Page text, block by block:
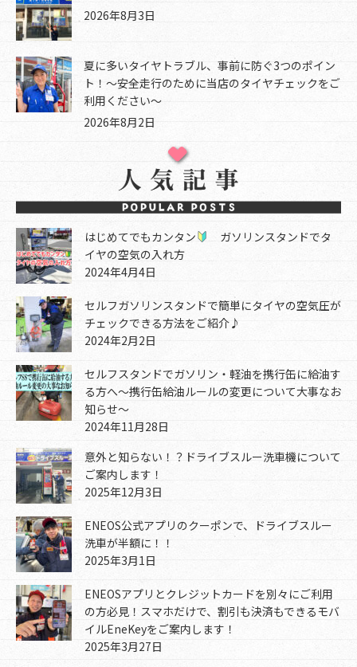
2026年8月3日
夏に多いタイヤトラブル、事前に防ぐ3つのポイン
ト！～安全走行のために当店のタイヤチェックをご
利用ください～
2026年8月2日
はじめてでもカンタン
ガソリンスタンドでタ
イヤの空気の入れ方
2024年4月4日
セルフガソリンスタンドで簡単にタイヤの空気圧が
チェックできる方法をご紹介♪
2024年2月2日
セルフスタンドでガソリン・軽油を携行缶に給油す
る方へ～携行缶給油ルールの変更について大事なお
知らせ～
2024年11月28日
意外と知らない！？ドライブスルー洗車機について
ご案内します！
2025年12月3日
ENEOS公式アプリのクーポンで、ドライブスルー
洗車が半額に！！
2025年3月1日
ENEOSアプリとクレジットカードを別々にご利用
の方必見！スマホだけで、割引も決済もできるモバ
イルEneKeyをご案内します！
2025年3月27日